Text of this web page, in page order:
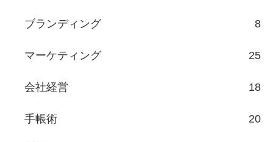
ブランディング 8
マーケティング 25
会社経営 18
手帳術 20